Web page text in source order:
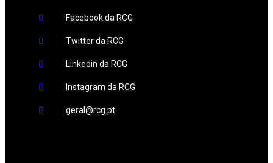
Facebook da RCG
Twitter da RCG
Linkedin da RCG
Instagram da RCG
geral@rcg.pt